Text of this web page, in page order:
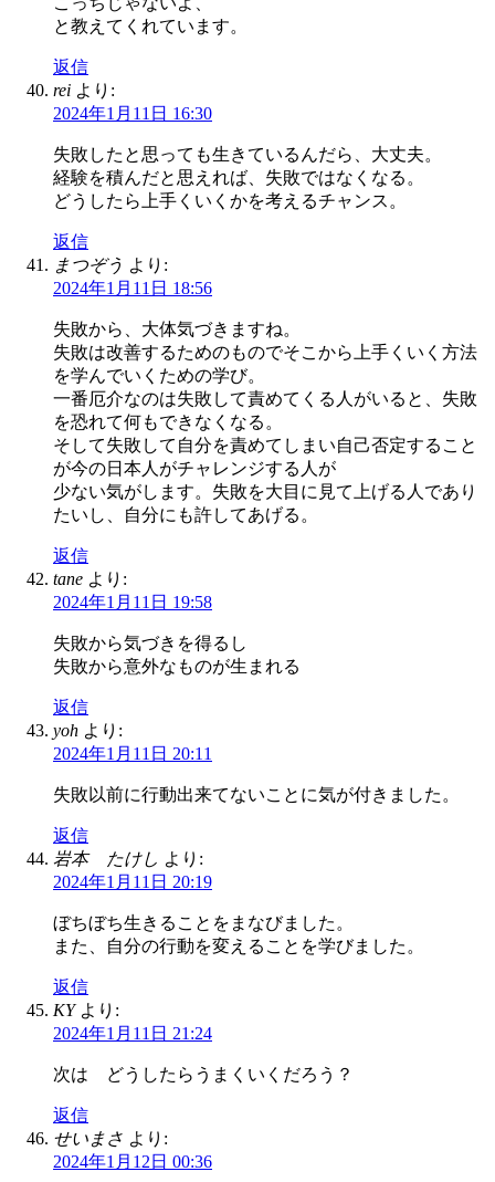
と教えてくれています。
返信
rei より:
2024年1月11日 16:30
失敗したと思っても生きているんだら、大丈夫。
経験を積んだと思えれば、失敗ではなくなる。
どうしたら上手くいくかを考えるチャンス。
返信
まつぞう より:
2024年1月11日 18:56
失敗から、大体気づきますね。
失敗は改善するためのものでそこから上手くいく方法
を学んでいくための学び。
一番厄介なのは失敗して責めてくる人がいると、失敗
を恐れて何もできなくなる。
そして失敗して自分を責めてしまい自己否定すること
が今の日本人がチャレンジする人が
少ない気がします。失敗を大目に見て上げる人であり
たいし、自分にも許してあげる。
返信
tane より:
2024年1月11日 19:58
失敗から気づきを得るし
失敗から意外なものが生まれる
返信
yoh より:
2024年1月11日 20:11
失敗以前に行動出来てないことに気が付きました。
返信
岩本 たけし より:
2024年1月11日 20:19
ぼちぼち生きることをまなびました。
また、自分の行動を変えることを学びました。
返信
KY より:
2024年1月11日 21:24
次は どうしたらうまくいくだろう？
返信
せいまさ より:
2024年1月12日 00:36